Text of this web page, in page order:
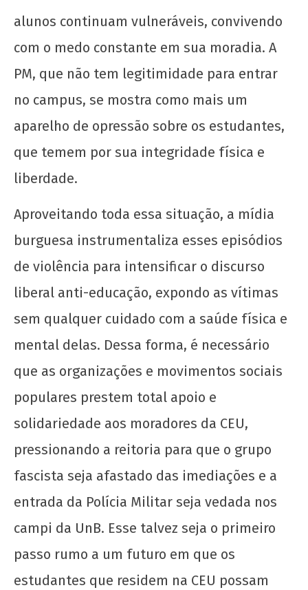
UJC
alunos continuam vulneráveis, convivendo
com o medo constante em sua moradia. A
PM, que não tem legitimidade para entrar
no campus, se mostra como mais um
aparelho de opressão sobre os estudantes,
que temem por sua integridade física e
liberdade.
Aproveitando toda essa situação, a mídia
burguesa instrumentaliza esses episódios
de violência para intensificar o discurso
liberal anti-educação, expondo as vítimas
sem qualquer cuidado com a saúde física e
mental delas. Dessa forma, é necessário
que as organizações e movimentos sociais
populares prestem total apoio e
solidariedade aos moradores da CEU,
pressionando a reitoria para que o grupo
fascista seja afastado das imediações e a
entrada da Polícia Militar seja vedada nos
campi da UnB. Esse talvez seja o primeiro
passo rumo a um futuro em que os
estudantes que residem na CEU possam